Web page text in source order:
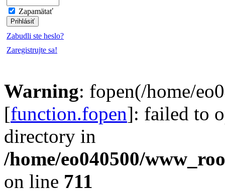
Zapamätať
Zabudli ste heslo?
Zaregistrujte sa!
Warning: fopen(/home/
[function.fopen]: failed to
directory in
/home/eo040500/
on line 711